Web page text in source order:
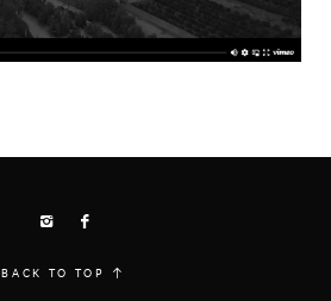
PUBLICITÉ
BACK TO TOP